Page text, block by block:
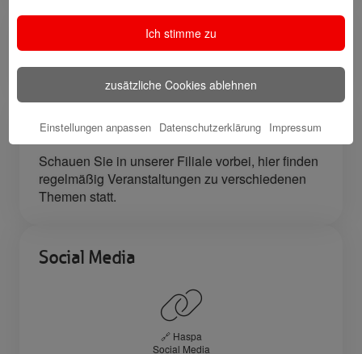
Meine Qualifikation
Bankkauffrau
Mein Tipp für Sie in der Region…
Schauen Sie in unserer Filiale vorbei, hier finden
regelmäßig Veranstaltungen zu verschiedenen
Themen statt.
Social Media
🔗 Haspa
Social Media
Ich stimme zu
zusätzliche Cookies ablehnen
Einstellungen anpassen Datenschutzerklärung Impressum